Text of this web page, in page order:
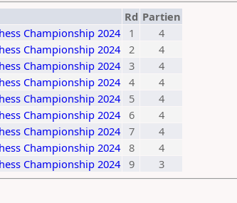
Rd Partien
Championship 2024 1
4
Championship 2024 2
4
Championship 2024 3
4
Championship 2024 4
4
Championship 2024 5
4
Championship 2024 6
4
Championship 2024 7
4
Championship 2024 8
4
Championship 2024 9
3